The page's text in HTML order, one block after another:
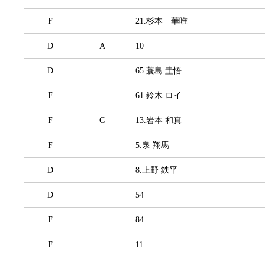
F 21.杉本 華唯
D A 10
D 65.蓑島 圭悟
F 61.鈴木 ロイ
F C 13.岩本 和真
F 5.泉 翔馬
D 8.上野 鉄平
D 54
F 84
F 11